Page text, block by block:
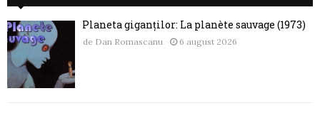
Planeta giganților: La planète sauvage (1973)
de Dan Romascanu 6 august 2026